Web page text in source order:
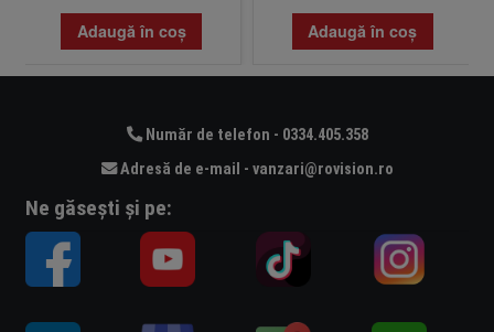
Adaugă în coș Adaugă în coș
Număr de telefon - 0334.405.358
Adresă de e-mail - vanzari@rovision.ro
Ne găsești și pe: